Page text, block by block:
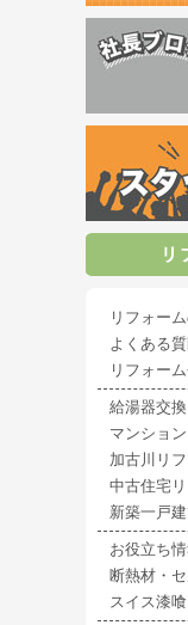
リフォー
よくある質
リフォー
給湯器交
マンショ
加古川リ
中古住宅
新築一戸
お役立ち
断熱材・
スイス漆